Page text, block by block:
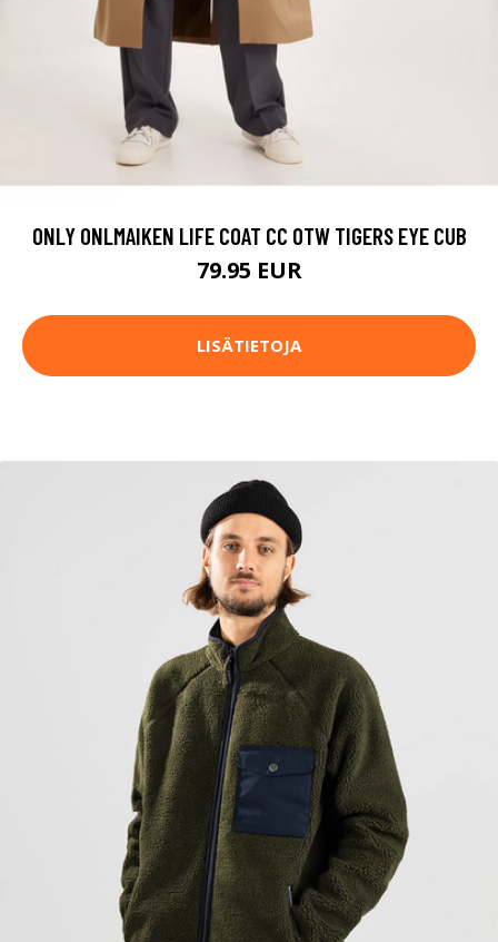
ONLY ONLMAIKEN LIFE COAT CC OTW TIGERS EYE CUB
79.95 EUR
LISÄTIETOJA